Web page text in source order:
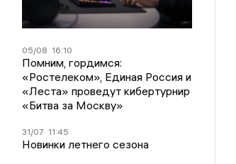
05/08 16:10
Помним, гордимся:
«Ростелеком», Единая Россия и
«Леста» проведут кибертурнир
«Битва за Москву»
31/07 11:45
Новинки летнего сезона